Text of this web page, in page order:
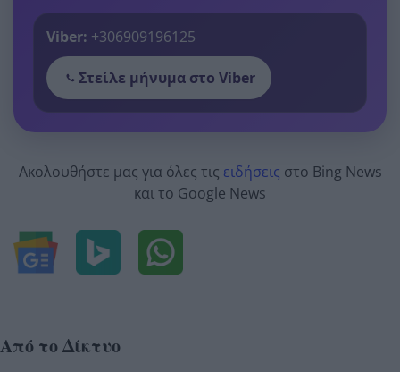
Viber: +306909196125
Στείλε μήνυμα στο Viber
Ακολουθήστε μας για όλες τις ειδήσεις στο Bing News
και το Google News
Από το Δίκτυο